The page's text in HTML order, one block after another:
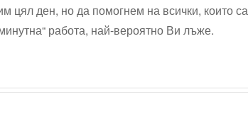
цял ден, но да помогнем на всички, които
работа, най-вероятно Ви лъже.